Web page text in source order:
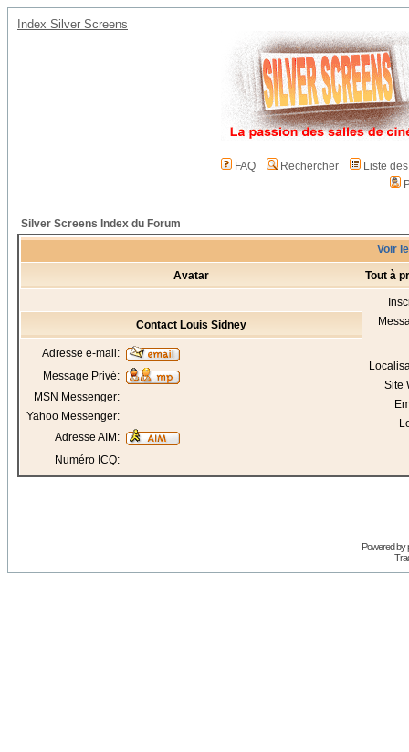
Index Silver Screens
FAQ Rechercher
Liste
Silver Screens Index du Forum
Voir
Avatar Tout à
Site
Contact Louis Sidney
Adresse e-mail:
Message Privé:
MSN Messenger:
Yahoo Messenger:
Adresse AIM:
Numéro ICQ:
Powered by